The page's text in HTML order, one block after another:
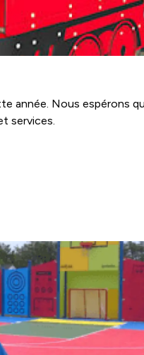
année. Nous espérons
services.